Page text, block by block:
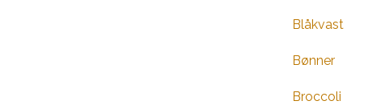
Blåkvast
Bønner
Broccoli